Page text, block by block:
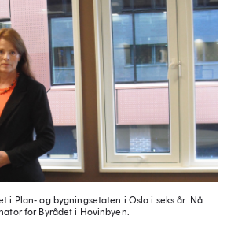
i Plan- og bygningsetaten i Oslo i seks år. Nå
for Byrådet i Hovinbyen.